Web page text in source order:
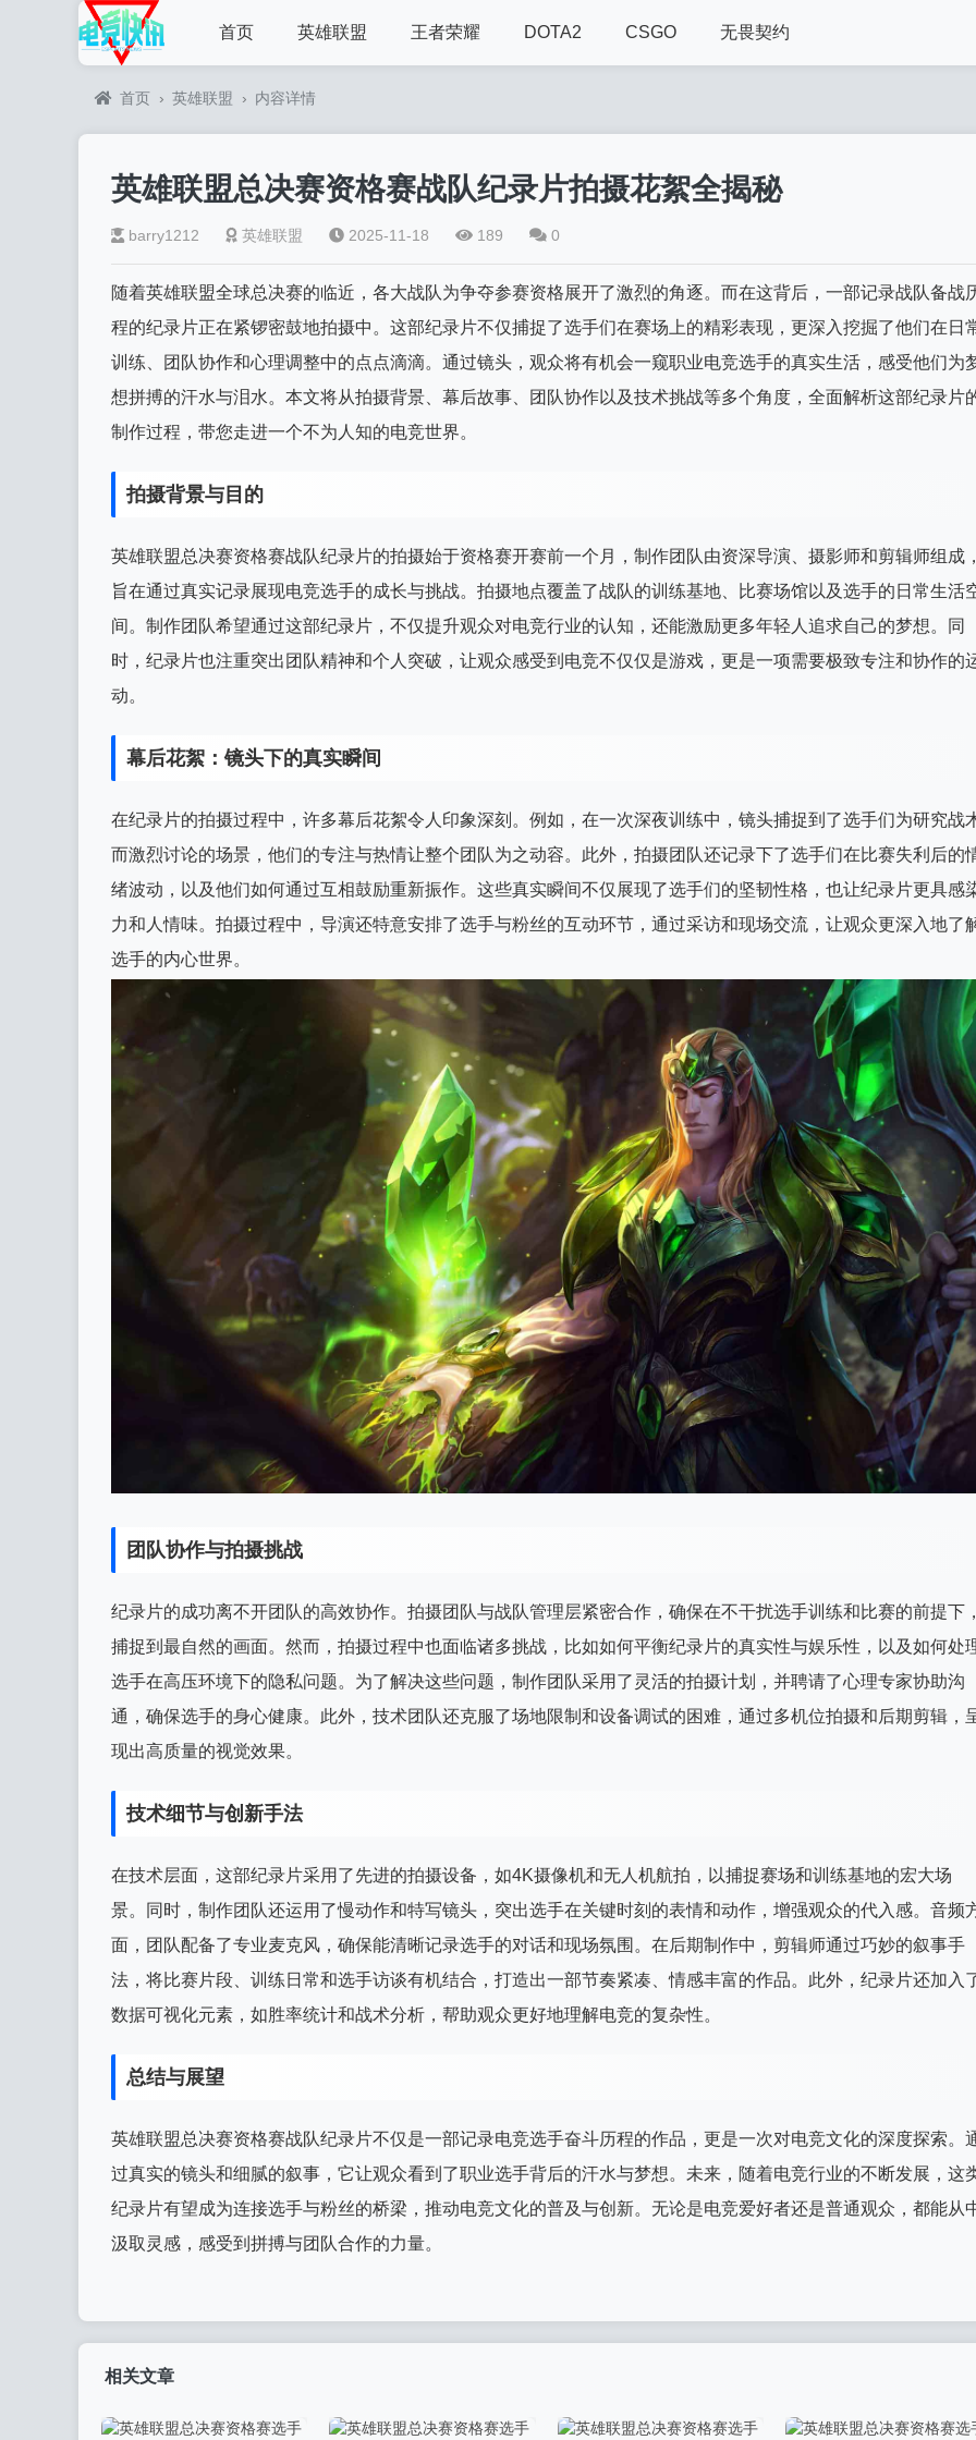
首页 英雄联盟 王者荣耀 DOTA2 CSGO 无畏契约
首页 › 英雄联盟 › 内容详情
英雄联盟总决赛资格赛战队纪录片拍摄花絮全揭秘
barry1212 英雄联盟 2025-11-18 189 0
随着英雄联盟全球总决赛的临近，各大战队为争夺参赛资格展开了激烈的角逐。而在这背后，一部记录战队备战
程的纪录片正在紧锣密鼓地拍摄中。这部纪录片不仅捕捉了选手们在赛场上的精彩表现，更深入挖掘了他们在日
训练、团队协作和心理调整中的点点滴滴。通过镜头，观众将有机会一窥职业电竞选手的真实生活，感受他们为
想拼搏的汗水与泪水。本文将从拍摄背景、幕后故事、团队协作以及技术挑战等多个角度，全面解析这部纪录片
制作过程，带您走进一个不为人知的电竞世界。
拍摄背景与目的
英雄联盟总决赛资格赛战队纪录片的拍摄始于资格赛开赛前一个月，制作团队由资深导演、摄影师和剪辑师组成，
旨在通过真实记录展现电竞选手的成长与挑战。拍摄地点覆盖了战队的训练基地、比赛场馆以及选手的日常生活
间。制作团队希望通过这部纪录片，不仅提升观众对电竞行业的认知，还能激励更多年轻人追求自己的梦想。同
时，纪录片也注重突出团队精神和个人突破，让观众感受到电竞不仅仅是游戏，更是一项需要极致专注和协作的
动。
幕后花絮：镜头下的真实瞬间
在纪录片的拍摄过程中，许多幕后花絮令人印象深刻。例如，在一次深夜训练中，镜头捕捉到了选手们为研究战
而激烈讨论的场景，他们的专注与热情让整个团队为之动容。此外，拍摄团队还记录下了选手们在比赛失利后的
绪波动，以及他们如何通过互相鼓励重新振作。这些真实瞬间不仅展现了选手们的坚韧性格，也让纪录片更具感
力和人情味。拍摄过程中，导演还特意安排了选手与粉丝的互动环节，通过采访和现场交流，让观众更深入地了
选手的内心世界。
团队协作与拍摄挑战
纪录片的成功离不开团队的高效协作。拍摄团队与战队管理层紧密合作，确保在不干扰选手训练和比赛的前提下，
捕捉到最自然的画面。然而，拍摄过程中也面临诸多挑战，比如如何平衡纪录片的真实性与娱乐性，以及如何处
选手在高压环境下的隐私问题。为了解决这些问题，制作团队采用了灵活的拍摄计划，并聘请了心理专家协助沟
通，确保选手的身心健康。此外，技术团队还克服了场地限制和设备调试的困难，通过多机位拍摄和后期剪辑，
现出高质量的视觉效果。
技术细节与创新手法
在技术层面，这部纪录片采用了先进的拍摄设备，如4K摄像机和无人机航拍，以捕捉赛场和训练基地的宏大场
景。同时，制作团队还运用了慢动作和特写镜头，突出选手在关键时刻的表情和动作，增强观众的代入感。音频
面，团队配备了专业麦克风，确保能清晰记录选手的对话和现场氛围。在后期制作中，剪辑师通过巧妙的叙事手
法，将比赛片段、训练日常和选手访谈有机结合，打造出一部节奏紧凑、情感丰富的作品。此外，纪录片还加入
数据可视化元素，如胜率统计和战术分析，帮助观众更好地理解电竞的复杂性。
总结与展望
英雄联盟总决赛资格赛战队纪录片不仅是一部记录电竞选手奋斗历程的作品，更是一次对电竞文化的深度探索。
过真实的镜头和细腻的叙事，它让观众看到了职业选手背后的汗水与梦想。未来，随着电竞行业的不断发展，这
纪录片有望成为连接选手与粉丝的桥梁，推动电竞文化的普及与创新。无论是电竞爱好者还是普通观众，都能从
汲取灵感，感受到拼搏与团队合作的力量。
相关文章